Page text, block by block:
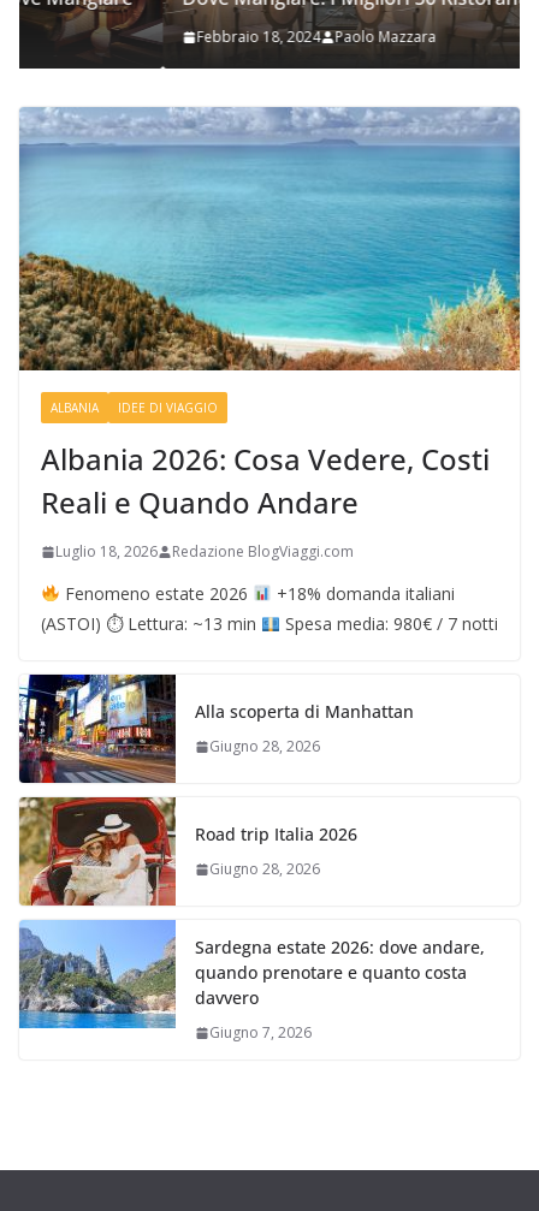
Febbraio 18, 2024 Paolo Mazzara
ALBANIA IDEE DI VIAGGIO
Albania 2026: Cosa Vedere, Costi
Reali e Quando Andare
Luglio 18, 2026 Redazione BlogViaggi.com
Fenomeno estate 2026
+18% domanda italiani
(ASTOI) ⏱ Lettura: ~13 min
Spesa media: 980€ / 7 notti
Alla scoperta di Manhattan
Giugno 28, 2026
Road trip Italia 2026
Giugno 28, 2026
Sardegna estate 2026: dove andare,
quando prenotare e quanto costa
davvero
Giugno 7, 2026